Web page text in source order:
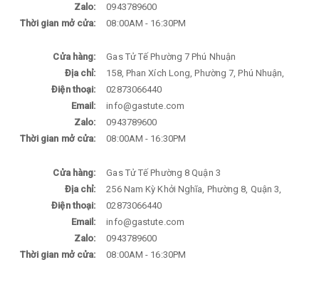
Zalo:
0943789600
Thời gian mở cửa:
08:00AM - 16:30PM
Cửa hàng:
Gas Tử Tế Phường 7 Phú Nhuận
Địa chỉ:
158, Phan Xích Long, Phường 7, Phú Nhuận,
Điện thoại:
02873066440
Email:
info@gastute.com
Zalo:
0943789600
Thời gian mở cửa:
08:00AM - 16:30PM
Cửa hàng:
Gas Tử Tế Phường 8 Quận 3
Địa chỉ:
256 Nam Kỳ Khởi Nghĩa, Phường 8, Quận 3,
Điện thoại:
02873066440
Email:
info@gastute.com
Zalo:
0943789600
Thời gian mở cửa:
08:00AM - 16:30PM